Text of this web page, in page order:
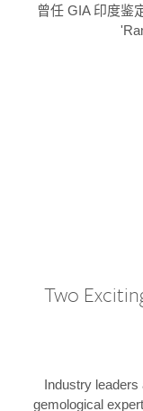
曾任 GIA 印度鉴
Two
Industry leaders
gemological